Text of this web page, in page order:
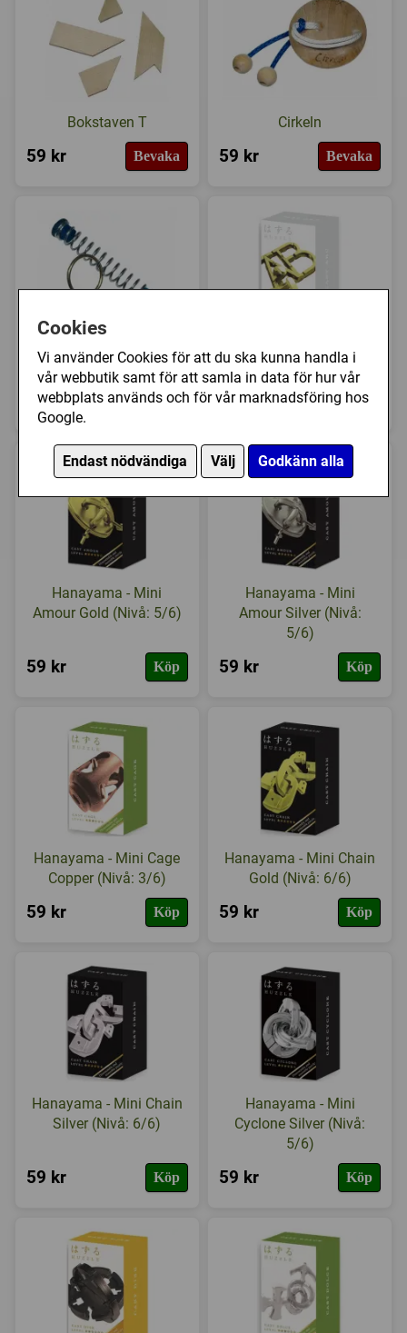
Cookies
Vi använder Cookies för att du ska kunna handla i
vår webbutik samt för att samla in data för hur vår
webbplats används och för vår marknadsföring hos
Google.
Endast nödvändiga Välj Godkänn alla
Bokstaven T
59 kr Bevaka
Cirkeln
59 kr Bevaka
59 kr Bevaka
Gold (Nivå: 1/6)
59 kr Köp
Hanayama - Mini
Amour Gold (Nivå: 5/6)
59 kr Köp
Hanayama - Mini
Amour Silver (Nivå:
5/6)
59 kr Köp
Hanayama - Mini Cage
Copper (Nivå: 3/6)
59 kr Köp
Hanayama - Mini Chain
Gold (Nivå: 6/6)
59 kr Köp
Hanayama - Mini Chain
Silver (Nivå: 6/6)
59 kr Köp
Hanayama - Mini
Cyclone Silver (Nivå:
5/6)
59 kr Köp